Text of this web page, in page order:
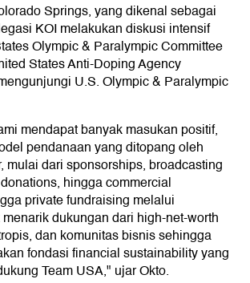
Springs, yang dikenal sebagai
KOI melakukan diskusi intensif
Olympic & Paralympic Committee
States Anti-Doping Agency
U.S. Olympic & Paralympic
mendapat banyak masukan positif,
pendanaan yang ditopang oleh
mulai dari sponsorships, broadcasting
hingga commercial
private fundraising melalui
dukungan dari high-net-worth
dan komunitas bisnis sehingga
fondasi financial sustainability yang
Team USA," ujar Okto.